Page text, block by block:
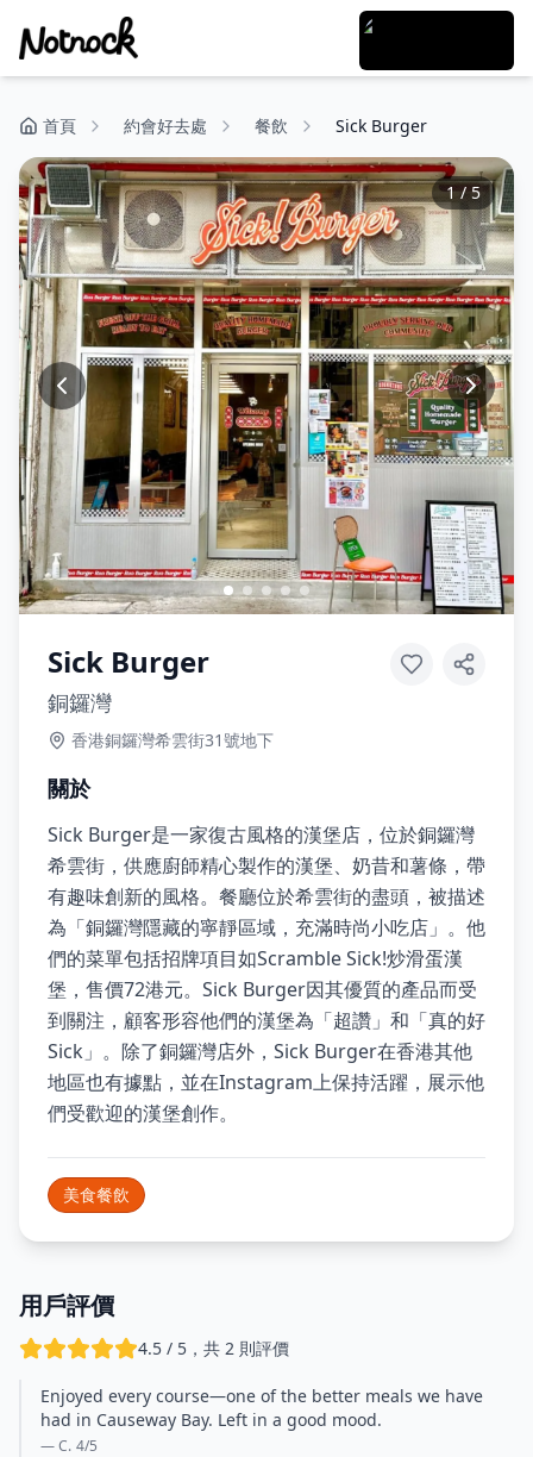
首頁 約會好去處 餐飲 Sick Burger
1/5
Sick Burger
銅鑼灣
香港銅鑼灣希雲街31號地下
關於
Sick Burger是一家復古風格的漢堡店，位於銅鑼灣
希雲街，供應廚師精心製作的漢堡、奶昔和薯條，帶
有趣味創新的風格。餐廳位於希雲街的盡頭，被描述
為「銅鑼灣隱藏的寧靜區域，充滿時尚小吃店」。他
們的菜單包括招牌項目如Scramble Sick!炒滑蛋漢
堡，售價72港元。Sick Burger因其優質的產品而受
到關注，顧客形容他們的漢堡為「超讚」和「真的好
Sick」。除了銅鑼灣店外，Sick Burger在香港其他
地區也有據點，並在Instagram上保持活躍，展示他
們受歡迎的漢堡創作。
美食餐飲
用戶評價
4.5 / 5，共 2 則評價
Enjoyed every course—one of the better meals we have
had in Causeway Bay. Left in a good mood.
— C. 4/5